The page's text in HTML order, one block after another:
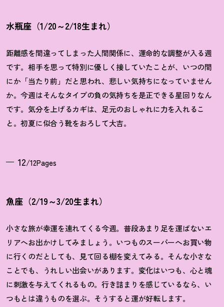
水瓶座（1/20～2/18生まれ）
距離感を間違ってしまった人間関係に、運命的な調整が入る週
です。相手を思って特別に優しく接していたことが、いつの間
にか「当たり前」だと思われ、悲しい気持ちになっていません
か。今週はそんなタイプの負の気持ちを是正できる星回りなん
です。気分を上げるカギは、足元のおしゃれに力を入れるこ
と。初夏に似合う靴をおろして大吉。
12/12Pages
魚座（2/19～3/20生まれ）
小さな旅が幸運を連れてくる今週。普段あまり足を運ばないエ
リアへお出かけしてみましょう。いつものスーパーへお買い物
に行くのだとしても、見て回る棚を変えてみる。そんな小さな
ことでも、うれしい出会いがあります。変化はいつも、心と魂
に刺激を与えてくれるもの。行き詰まりを感じているなら、い
つもとは違うものを選ぶ。そうすると運が好転します。